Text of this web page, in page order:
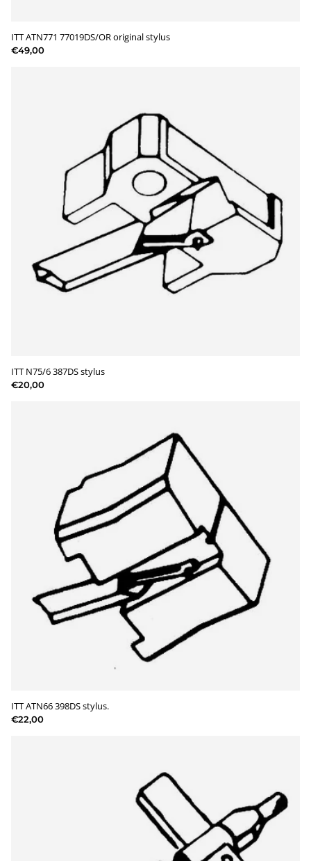
ITT ATN771 77019DS/OR original stylus
€49,00
ITT N75/6 387DS stylus
€20,00
ITT ATN66 398DS stylus.
€22,00